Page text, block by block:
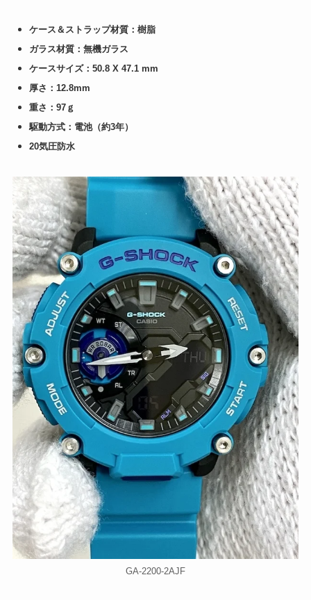
ケース＆ストラップ材質：樹脂
ガラス材質：無機ガラス
ケースサイズ：50.8 X 47.1 mm
厚さ：12.8mm
重さ：97ｇ
駆動方式：電池（約3年）
20気圧防水
GA-2200-2AJF